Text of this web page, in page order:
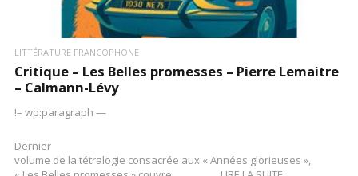
LITTÉRATURE FRANCOPHONE
Critique – Les Belles promesses – Pierre Lemaitre
– Calmann-Lévy
!– wp:paragraph —
Dernier
volume de la tétralogie consacrée aux « Années glorieuses »,